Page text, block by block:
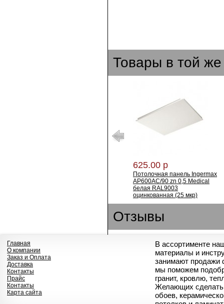
Товары в той же
625.00 р
Потолочная панель Ingermax
АР600АС/90 zn 0,5 Medical
белая RAL9003
оцинкованная (25 мкр)
Отзывы
Главная
О компании
Заказ и Оплата
Доставка
Контакты
Прайс
Контакты
Карта сайта
В ассортименте
материалы и
занимают продажи
мы поможем
гранит, кровлю,
Желающих сделать
обоев,